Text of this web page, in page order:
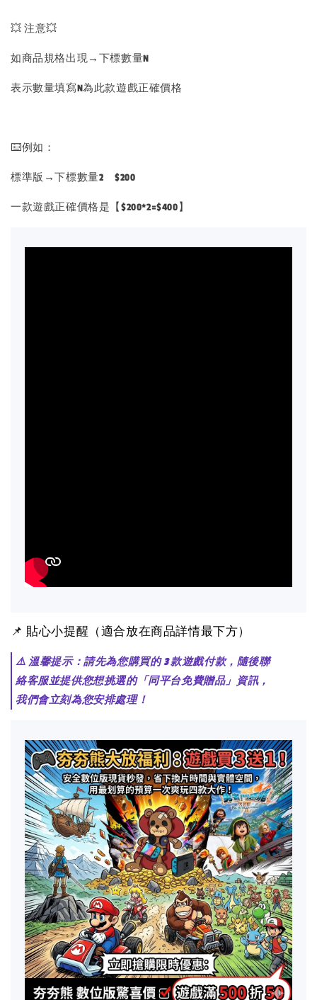
💥 注意💥
如商品規格出現→下標數量N
表示數量填寫N為此款遊戲正確價格
⌨️例如：
標準版→下標數量2 $200
一款遊戲正確價格是【$200*2=$400】
📌 貼心小提醒（適合放在商品詳情最下方）
⚠️ 溫馨提示：請先為您購買的 3 款遊戲付款，隨後聯
絡客服並提供您想挑選的「同平台免費贈品」資訊，
我們會立刻為您安排處理！